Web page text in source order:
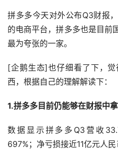
拼多多今天对外公布Q3财报
的电商平台，拼多多也是目前
最为夸张的一家。
[企鹅生态]也仔细看了下，
西，根据自己的理解解读下：
1.拼多多目前仍能够在财报中
数据显示拼多多Q3营收
697%；净亏损接近11亿元人